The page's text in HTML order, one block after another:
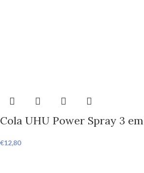
Cola UHU Power Spray 3
€12,80